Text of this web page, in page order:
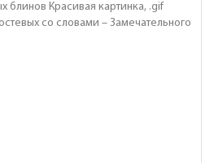
блинов Красивая картинка, .gif
со словами – Замечательного